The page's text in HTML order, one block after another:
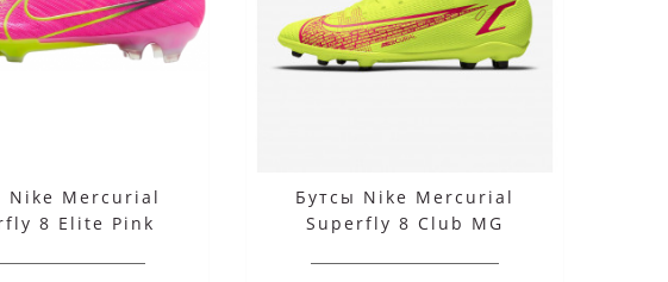
Nike Mercurial
8 Elite Pink
Бутсы Nike Mercurial
Superfly 8 Club MG